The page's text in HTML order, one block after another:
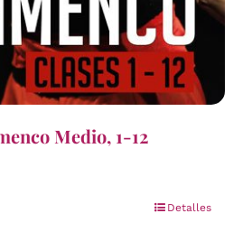
Medio, 1-12
Detalles